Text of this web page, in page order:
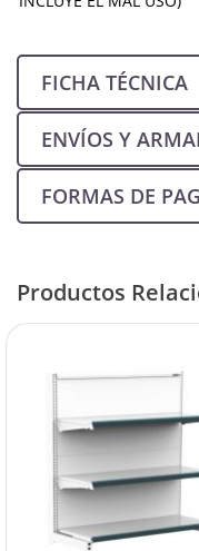
FICHA TÉCNICA
ENVÍOS Y
FORMAS DE
Productos